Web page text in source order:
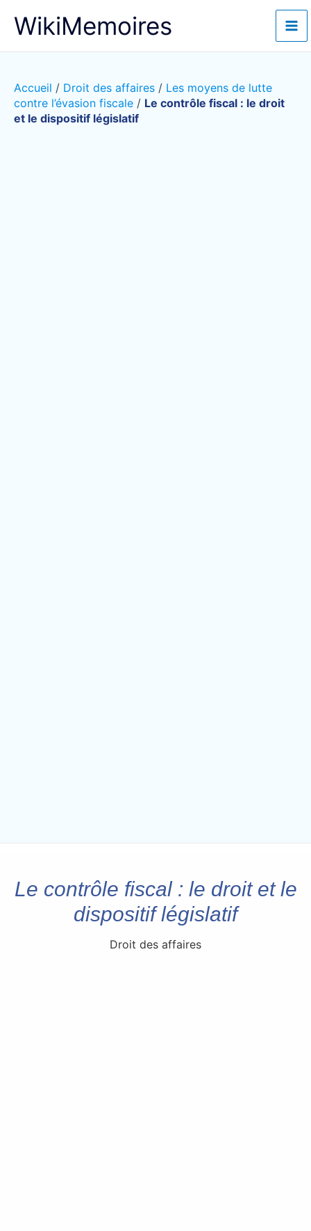
WikiMemoires
Accueil / Droit des affaires / Les moyens de lutte
contre l’évasion fiscale / Le contrôle fiscal : le droit
et le dispositif législatif
Le contrôle fiscal : le droit et le
dispositif législatif
Droit des affaires